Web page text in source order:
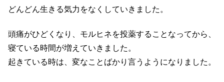
どんどん生きる気力をなくしていきました。
頭痛がひどくなり、モルヒネを投薬することなってから、
寝ている時間が増えていきました。
起きている時は、変なことばかり言うようになりました。